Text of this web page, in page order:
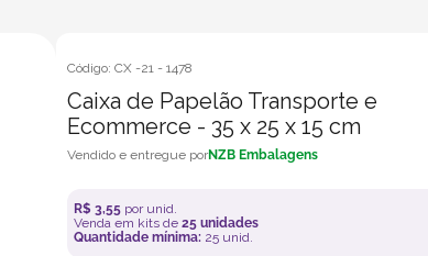
Código: CX -21 - 1478
Caixa de Papelão Transporte e
Ecommerce - 35 x 25 x 15 cm
NZB Embalagens
R$ 3,55 por unid.
Venda em kits de 25 unidades
Quantidade mínima: 25 unid.